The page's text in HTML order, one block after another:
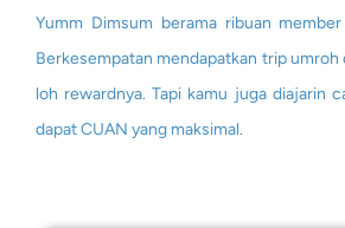
Yumm Dimsum berama ribuan
Berkesempatan mendapatkan trip umroh
loh rewardnya. Tapi kamu juga diajarin
dapat CUAN yang maksimal.